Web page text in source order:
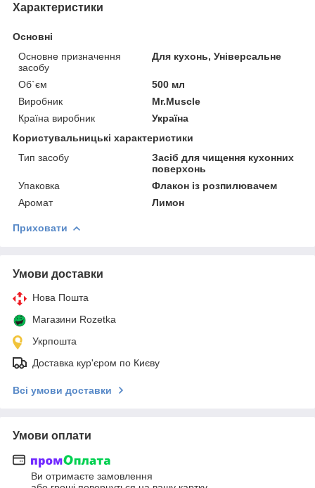
Характеристики
Основні
Основне призначення
засобу
Для кухонь, Універсальне
Об`єм
500 мл
Виробник
Mr.Muscle
Країна виробник
Україна
Користувальницькі характеристики
Тип засобу
Засіб для чищення кухонних
поверхонь
Упаковка
Флакон із розпилювачем
Аромат
Лимон
Приховати
Умови доставки
Нова Пошта
Магазини Rozetka
Укрпошта
Доставка кур'єром по Києву
Всі умови доставки
Умови оплати
Ви отримаєте замовлення